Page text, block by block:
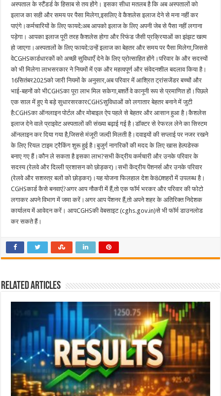
अस्पताल के स्टैंडर्ड के हिसाब से तय होंगे। इसका सीधा मतलब है कि अब अस्पतालों को
इलाज का सही और समय पर पैसा मिलेगा,इसलिए वे कैशलेस इलाज देने से मना नहीं कर
पाएंगे।कर्मचारियों के लिए फायदे:अब आपको इलाज के लिए अपनी जेब से पैसा नहीं लगाना
पड़ेगा। आपका इलाज पूरी तरह कैशलेस होगा और रिफंड जैसी प्रक्रियाओं का झंझट खत्म
हो जाएगा।अस्पतालों के लिए फायदे:उन्हें इलाज का बेहतर और समय पर पैसा मिलेगा,जिससे
वेCGHSकार्डधारकों को अच्छी सुविधाएँ देने के लिए प्रोत्साहित होंगे।परिवार के और सदस्यों
को भी मिलेगा लाभसरकार ने नियमों में एक और महत्वपूर्ण और संवेदनशील बदलाव किया है।
16सितंबर2025को जारी नियमों के अनुसार,अब परिवार में आश्रित ट्रांसजेंडर बच्चों और
भाई-बहनों को भीCGHSका पूरा लाभ मिल सकेगा,बशर्ते वे कानूनी रूप से प्रमाणित हों।पिछले
एक साल में हुए ये बड़े सुधारसरकारCGHSसुविधाओं को लगातार बेहतर बनाने में जुटी
है:CGHSका ऑनलाइन पोर्टल और मोबाइल ऐप पहले से बेहतर और आसान हुआ है।कैशलेस
इलाज देने वाले प्राइवेट अस्पतालों की संख्या बढ़ाई गई है।डॉक्टर से रेफरल लेने का सिस्टम
ऑनलाइन कर दिया गया है,जिससे मंजूरी जल्दी मिलती है।दवाइयों की सप्लाई पर नजर रखने
के लिए रियल टाइम ट्रैकिंग शुरू हुई है।बुजुर्ग नागरिकों की मदद के लिए खास हेल्पडेस्क
बनाए गए हैं।कौन ले सकता है इसका लाभ?सभी केंद्रीय कर्मचारी और उनके परिवार के
सदस्य (रेलवे और दिल्ली प्रशासन को छोड़कर)।सभी केंद्रीय पेंशनर्स और उनके परिवार
(रेलवे और सशस्त्र बलों को छोड़कर)।यह योजना फिलहाल देश के80शहरों में उपलब्ध है।
CGHSकार्ड कैसे बनवाएं?अगर आप नौकरी में हैं,तो एक फॉर्म भरकर और परिवार की फोटो
लगाकर अपने विभाग में जमा करें।अगर आप पेंशनर हैं,तो अपने शहर के अतिरिक्त निदेशक
कार्यालय में आवेदन करें। आपCGHSकी वेबसाइट (cghs.gov.in)से भी फॉर्म डाउनलोड
कर सकते हैं।
Related Articles